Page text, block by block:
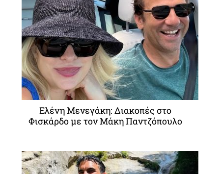
Ελένη Μενεγάκη: Διακοπές στο
Φισκάρδο με τον Μάκη Παντζόπουλο